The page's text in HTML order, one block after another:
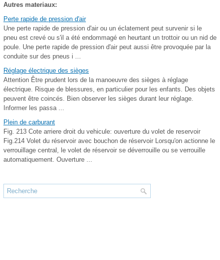
Autres materiaux:
Perte rapide de pression d'air
Une perte rapide de pression d'air ou un éclatement peut survenir si le
pneu est crevé ou s'il a été endommagé en heurtant un trottoir ou un nid de
poule. Une perte rapide de pression d'air peut aussi être provoquée par la
conduite sur des pneus i ...
Réglage électrique des sièges
Attention Être prudent lors de la manoeuvre des sièges à réglage
électrique. Risque de blessures, en particulier pour les enfants. Des objets
peuvent être coincés. Bien observer les sièges durant leur réglage.
Informer les passa ...
Plein de carburant
Fig. 213 Cote arriere droit du vehicule: ouverture du volet de reservoir
Fig.214 Volet du réservoir avec bouchon de réservoir Lorsqu'on actionne le
verrouillage central, le volet de réservoir se déverrouille ou se verrouille
automatiquement. Ouverture ...